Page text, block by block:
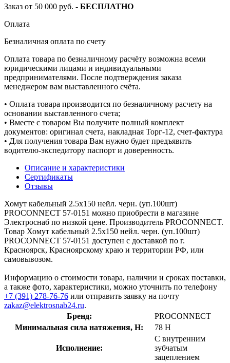
Заказ от 50 000 руб. - БЕСПЛАТНО
Оплата
Безналичная оплата по счету
Оплата товара по безналичному расчёту возможна всеми
юридическими лицами и индивидуальными
предпринимателями. После подтверждения заказа
менеджером вам выставленного счёта.
• Оплата товара производится по безналичному расчету на
основании выставленного счета;
• Вместе с товаром Вы получите полный комплект
документов: оригинал счета, накладная Торг-12, счет-фактура
• Для получения товара Вам нужно будет предъявить
водителю-экспедитору паспорт и доверенность.
Описание и характеристики
Сертификаты
Отзывы
Хомут кабельный 2.5х150 нейл. черн. (уп.100шт)
PROCONNECT 57-0151 можно приобрести в магазине
Электроснаб по низкой цене. Производитель PROCONNECT.
Товар Хомут кабельный 2.5х150 нейл. черн. (уп.100шт)
PROCONNECT 57-0151 доступен с доставкой по г.
Красноярск, Красноярскому краю и территории РФ, или
самовывозом.
Информацию о стоимости товара, наличии и сроках поставки,
а также фото, характеристики, можно уточнить по телефону
+7 (391) 278-76-76 или отправить заявку на почту
zakaz@elektrosnab24.ru.
Бренд:
PROCONNECT
Минимальная сила натяжения, Н:
78 Н
Исполнение:
С внутренним
зубчатым
зацеплением